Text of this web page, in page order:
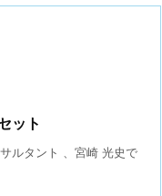
ット
ルタント 、宮崎 光史で